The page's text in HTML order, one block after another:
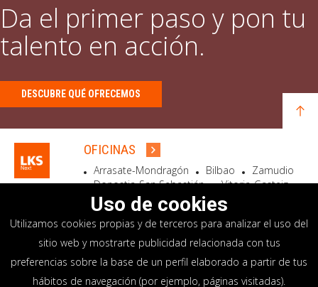
Da el primer paso y pon tu
talento en acción.
DESCUBRE QUÉ OFRECEMOS
OFICINAS
Arrasate-Mondragón Bilbao
Zamudio
Donostia-San Sebastián
Vitoria-Gasteiz
Madrid
El Astillero Bidart
SEDE SOCIAL
Goiru, 7 Arrasate-Mondragón
CP 20500 GIPUZKOA – SPAIN
Uso de cookies
Utilizamos cookies propias y de terceros para analizar el uso del
sitio web y mostrarte publicidad relacionada con tus
preferencias sobre la base de un perfil elaborado a partir de tus
hábitos de navegación (por ejemplo, páginas visitadas).